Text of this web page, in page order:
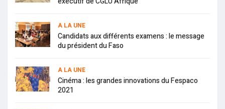
A LA UNE
Candidats aux différents examens : le message
du président du Faso
A LA UNE
Cinéma : les grandes innovations du Fespaco
2021